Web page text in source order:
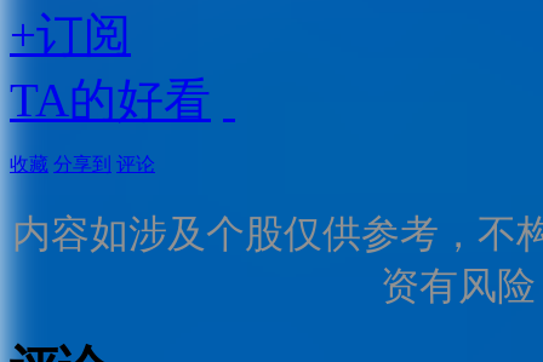
+订阅
TA的好看
收藏 分享到 评论
内容如涉及个股仅供参考，不
资有风